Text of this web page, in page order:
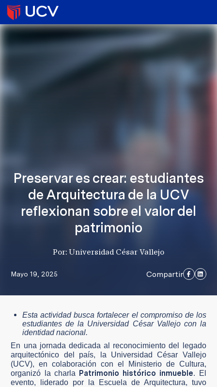
Preservar es crear: estudiantes
de Arquitectura de la UCV
reflexionan sobre el valor del
patrimonio
Por: Universidad César Vallejo
Mayo 19, 2025 Compartir
Esta actividad busca fortalecer el compromiso de los
estudiantes de la Universidad César Vallejo con la
identidad nacional.
En una jornada dedicada al reconocimiento del legado
arquitectónico del país, la Universidad César Vallejo
(UCV), en colaboración con el Ministerio de Cultura,
organizó la charla Patrimonio histórico inmueble. El
evento, liderado por la Escuela de Arquitectura, tuvo